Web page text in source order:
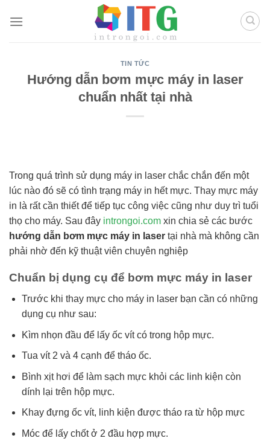
đến
TIN TỨC
Hướng dẫn bơm mực máy in laser
chuẩn nhất tại nhà
Trong quá trình sử dụng máy in laser chắc chắn đến một
lúc nào đó sẽ có tình trạng máy in hết mực. Thay mực máy
in là rất cần thiết để tiếp tục công việc cũng như duy trì tuổi
thọ cho máy. Sau đây introngoi.com xin chia sẻ các bước
hướng dẫn bơm mực máy in laser tại nhà mà không cần
phải nhờ đến kỹ thuật viên chuyên nghiệp
Chuẩn bị dụng cụ để bơm mực máy in laser
Trước khi thay mực cho máy in laser bạn cần có những
dụng cụ như sau:
Kìm nhọn đầu để lấy ốc vít có trong hộp mực.
Tua vít 2 và 4 cạnh để tháo ốc.
Bình xịt hơi để làm sạch mực khỏi các linh kiện còn
dính lại trên hộp mực.
Khay đựng ốc vít, linh kiện được tháo ra từ hộp mực
Móc để lấy chốt ở 2 đầu hợp mực.